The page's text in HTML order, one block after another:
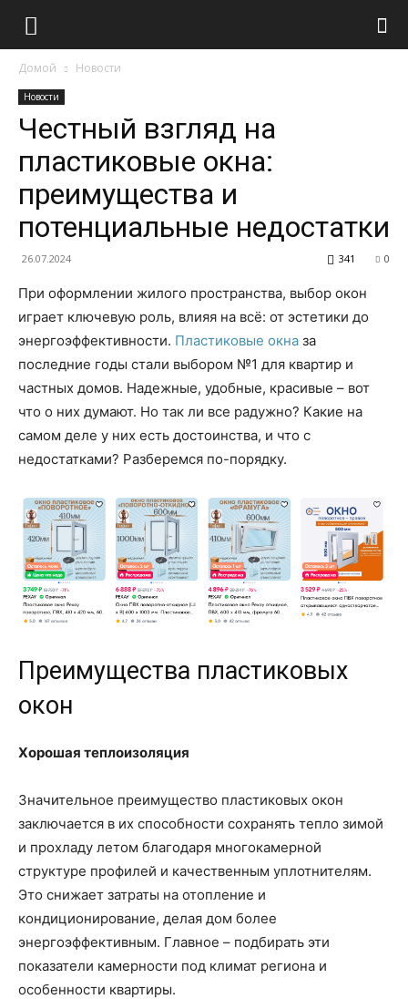
Домой Новости
Новости
Честный взгляд на
пластиковые окна:
преимущества и
потенциальные недостатки
26.07.2024 0
341
При оформлении жилого пространства, выбор окон
играет ключевую роль, влияя на всё: от эстетики до
энергоэффективности. Пластиковые окна за
последние годы стали выбором №1 для квартир и
частных домов. Надежные, удобные, красивые – вот
что о них думают. Но так ли все радужно? Какие на
самом деле у них есть достоинства, и что с
недостатками? Разберемся по-порядку.
Преимущества пластиковых
окон
Хорошая теплоизоляция
Значительное преимущество пластиковых окон
заключается в их способности сохранять тепло зимой
и прохладу летом благодаря многокамерной
структуре профилей и качественным уплотнителям.
Это снижает затраты на отопление и
кондиционирование, делая дом более
энергоэффективным. Главное – подбирать эти
показатели камерности под климат региона и
особенности квартиры.